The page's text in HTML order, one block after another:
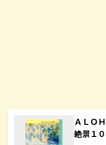
ＡＬＯ
絶景１